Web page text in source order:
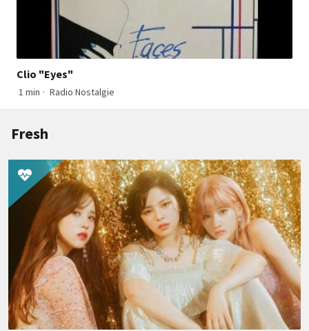
Clio "Eyes"
1 min · Radio Nostalgie
Fresh